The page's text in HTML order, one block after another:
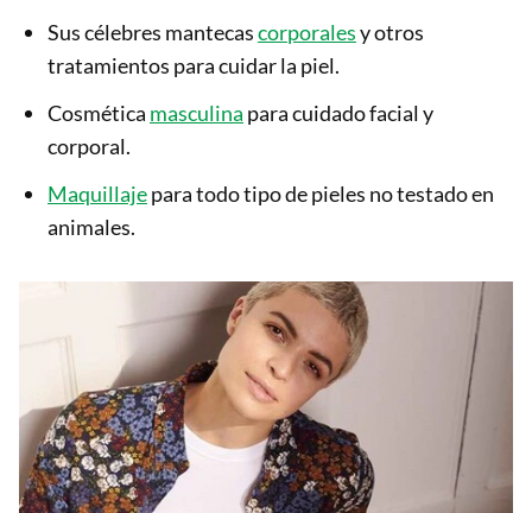
Sus célebres mantecascorporalesy otros
tratamientos para cuidar la piel.
Cosmética masculina para cuidado facial y
corporal.
Maquillajepara todo tipo de pieles no testado en
animales.